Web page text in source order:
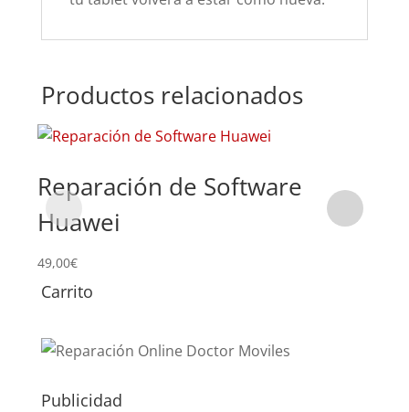
Productos relacionados
Reparación de Software
Huawei
49,00€
Carrito
Publicidad